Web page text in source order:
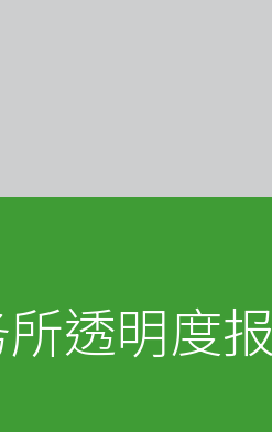
透明度报